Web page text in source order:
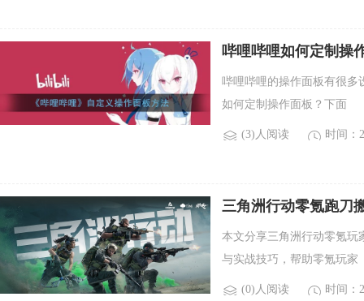
哔哩哔哩如何定制操
哔哩哔哩的操作面板有很多
如何定制操作面板？下面
(3)人阅读 时间：
三角洲行动零氪跑刀
本文分享三角洲行动零氪玩
与实战技巧，帮助零氪玩家
(0)人阅读 时间：